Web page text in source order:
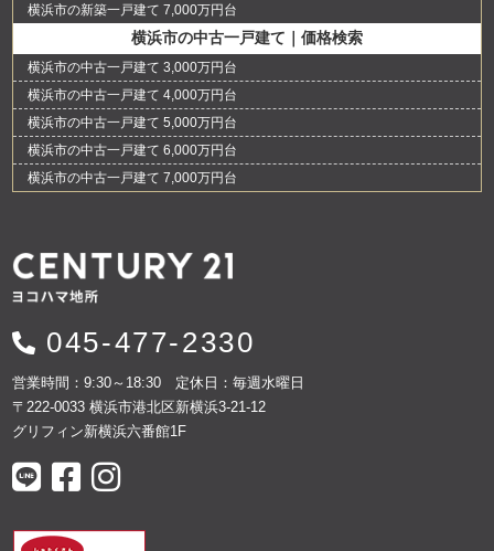
横浜市の新築一戸建て 7,000万円台
横浜市の中古一戸建て｜価格検索
横浜市の中古一戸建て 3,000万円台
横浜市の中古一戸建て 4,000万円台
横浜市の中古一戸建て 5,000万円台
横浜市の中古一戸建て 6,000万円台
横浜市の中古一戸建て 7,000万円台
045-477-2330
営業時間：9:30～18:30 定休日：毎週水曜日
〒222-0033 横浜市港北区新横浜3-21-12
グリフィン新横浜六番館1F